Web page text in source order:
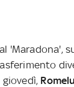
'Maradona',